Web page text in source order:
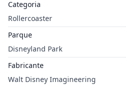
Categoria
Rollercoaster
Parque
Disneyland Park
Fabricante
Walt Disney Imagineering